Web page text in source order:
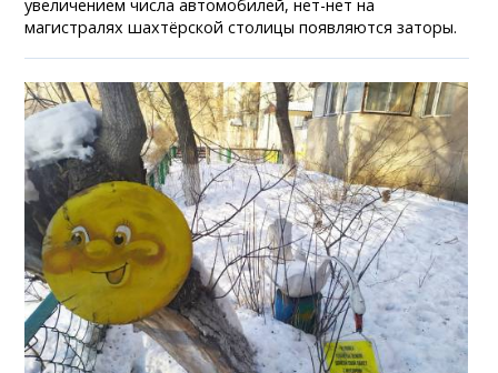
увеличением числа автомобилей, нет-нет на
магистралях шахтёрской столицы появляются заторы.